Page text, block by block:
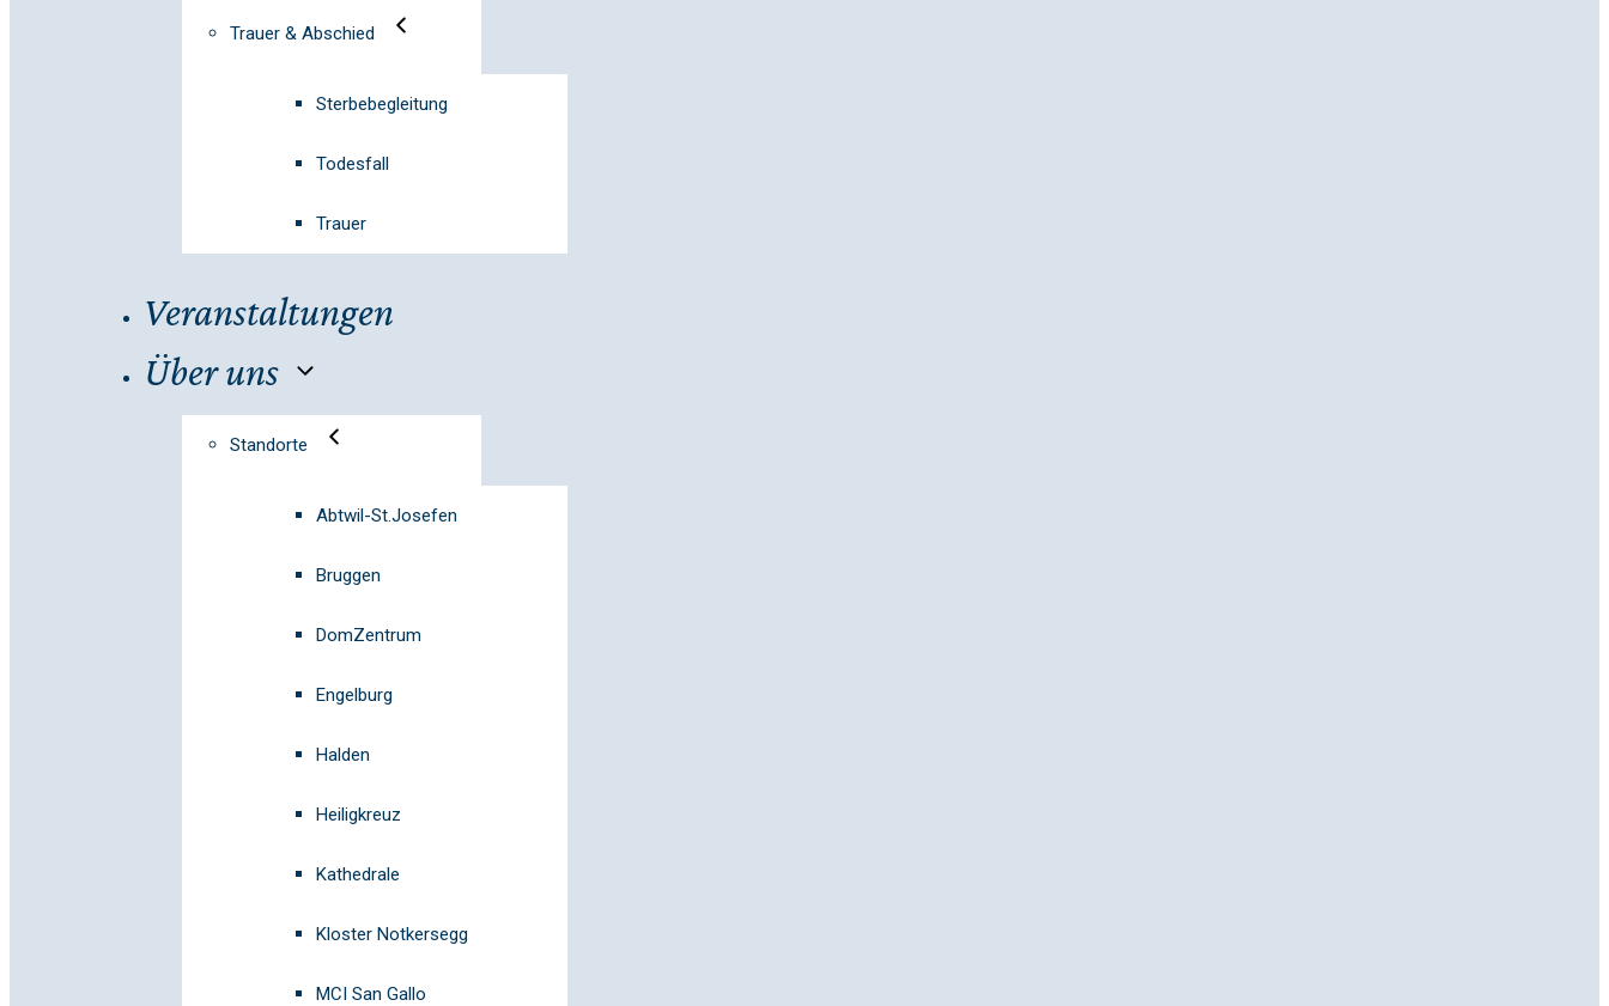
Trauer & Abschied
Sterbebegleitung
Todesfall
Trauer
Veranstaltungen
Über uns
Standorte
Abtwil-St.Josefen
Bruggen
DomZentrum
Engelburg
Halden
Heiligkreuz
Kathedrale
Kloster Notkersegg
MCI San Gallo